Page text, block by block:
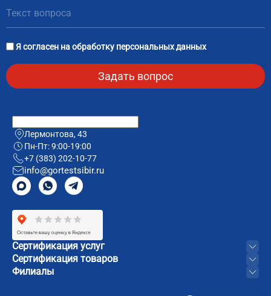
Я согласен наобработку персональных данных
Сертификация услуг
Сертификация товаров
Филиалы
Лермонтова, 43
Пн-Пт: 9:00-19:00
+7 (383) 202-10-77
info@gortestsibir.ru